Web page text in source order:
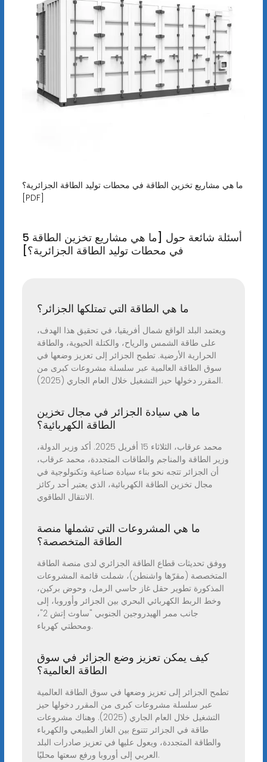
ما هي مشاريع تخزين الطاقة في محطات توليد الطاقة الجزائرية؟
[PDF]
5 أسئلة شائعة حول [ما هي مشاريع تخزين الطاقة
في محطات توليد الطاقة الجزائرية؟]
ما هي الطاقة التي تمتلكها الجزائر؟
ويعتمد البلد الواقع شمال أفريقيا، في تحقيق هذا الهدف،
على طاقة الشمس والرياح، والكتلة الحيوية، والطاقة
الحرارية الأرضية. تطمح الجزائر إلى تعزيز وضعها في
سوق الطاقة العالمية عبر سلسلة مشروعات كبرى من
المقرر دخولها حيز التشغيل خلال العام الجاري (2025).
ما هي سيادة الجزائر في مجال تخزين
الطاقة الكهربائية؟
محمد عرقاب، الثلاثاء 15 أفريل 2025. أكد وزير الدولة،
وزير الطاقة والمناجم والطاقات المتجددة، محمد عرقاب،
أن الجزائر تتجه نحو بناء سيادة صناعية وتكنولوجية في
مجال تخزين الطاقة الكهربائية، الذي يعتبر أحد ركائز
الانتقال الطاقوي.
ما هي المشروعات التي تشملها منصة
الطاقة المتخصصة؟
ووفق تحديثات قطاع الطاقة الجزائري لدى منصة الطاقة
المتخصصة (مقرّها واشنطن)، شملت قائمة المشروعات
المذكورة تطوير حقل غاز حاسي الرمل، وحوض بركين،
وخط الربط الكهربائي البحري بين الجزائر وأوروبا، إلى
جانب ممر الهيدروجين الجنوبي "ساوث إتش 2"،
ومحطتي كهرباء.
كيف يمكن تعزيز وضع الجزائر في سوق
الطاقة العالمية؟
تطمح الجزائر إلى تعزيز وضعها في سوق الطاقة العالمية
عبر سلسلة مشروعات كبرى من المقرر دخولها حيز
التشغيل خلال العام الجاري (2025). وهناك مشروعات
طاقة في الجزائر تتنوع بين الغاز الطبيعي والكهرباء
والطاقة المتجددة، ويعول عليها في تعزيز صادرات البلد
العربي إلى أوروبا ورفع سعتها محليًا.